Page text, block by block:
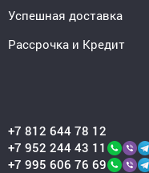
Успешная доставка
Рассрочка и Кредит
+7 812 644 78 12
+7 952 244 43 11
+7 995 606 76 69